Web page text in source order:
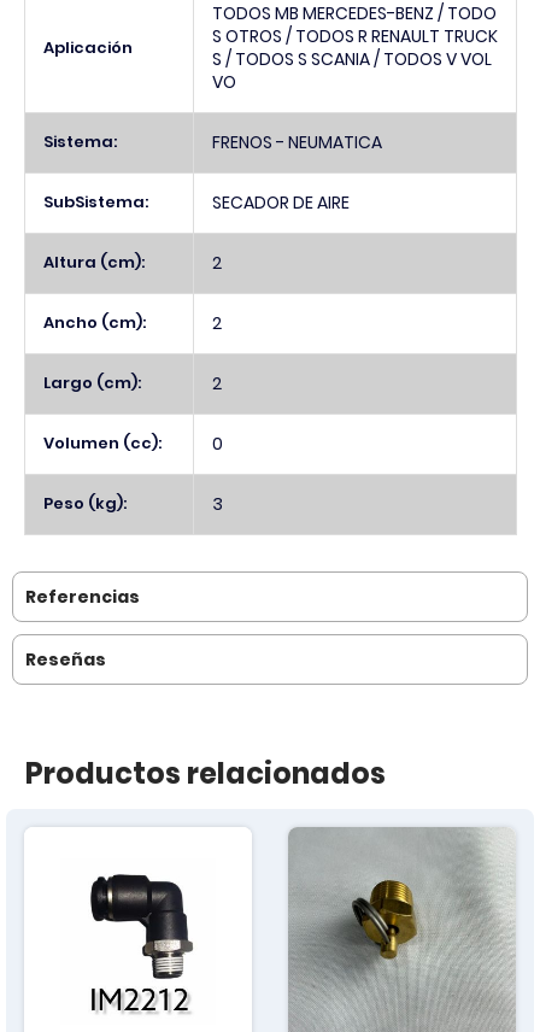
Aplicación
TODOS MB MERCEDES-BENZ / TODO
S OTROS / TODOS R RENAULT TRUCK
S / TODOS S SCANIA / TODOS V VOL
VO
Sistema: FRENOS - NEUMATICA
SubSistema: SECADOR DE AIRE
Altura (cm): 2
Ancho (cm): 2
Largo (cm): 2
Volumen (cc): 0
Peso (kg): 3
Referencias
Reseñas
Productos relacionados